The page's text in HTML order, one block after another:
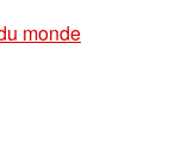
monde